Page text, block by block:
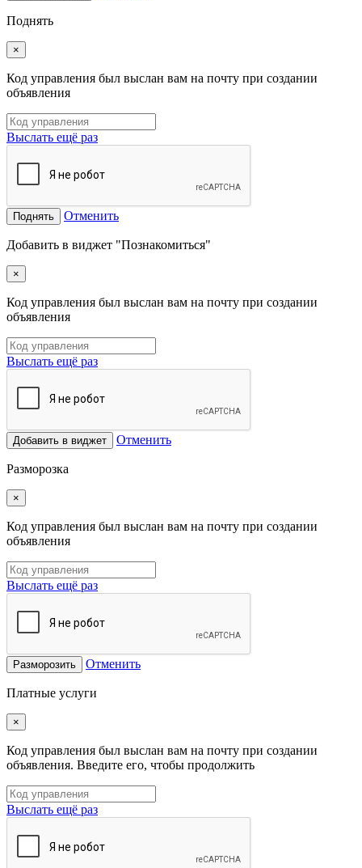
Поднять
×
Код управления был выслан вам на почту при создании
объявления
Выслать ещё раз
Поднять Отменить
Добавить в виджет "Познакомиться"
×
Код управления был выслан вам на почту при создании
объявления
Выслать ещё раз
Добавить в виджет Отменить
Разморозка
×
Код управления был выслан вам на почту при создании
объявления
Выслать ещё раз
Разморозить Отменить
Платные услуги
×
Код управления был выслан вам на почту при создании
объявления. Введите его, чтобы продолжить
Выслать ещё раз